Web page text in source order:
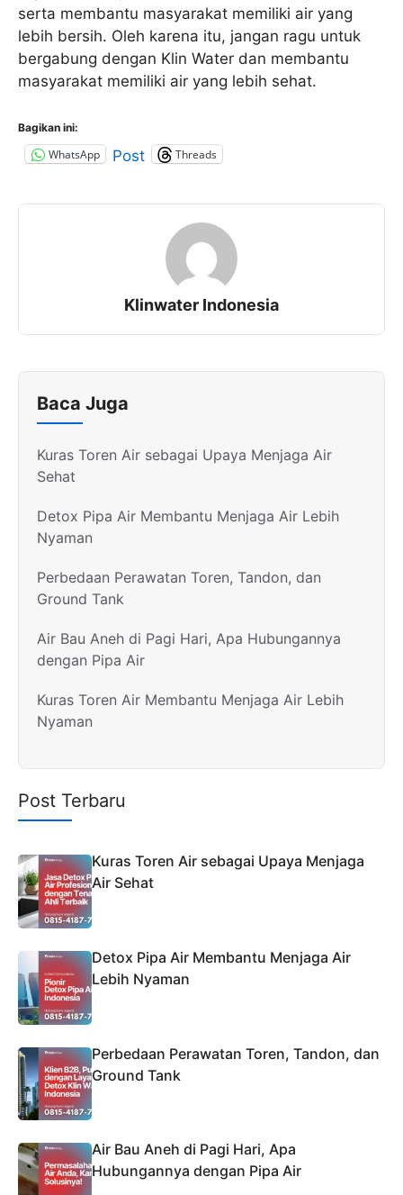
serta membantu masyarakat memiliki air yang
lebih bersih. Oleh karena itu, jangan ragu untuk
bergabung dengan Klin Water dan membantu
masyarakat memiliki air yang lebih sehat.
Bagikan ini:
WhatsApp Post Threads
Klinwater Indonesia
Baca Juga
Kuras Toren Air sebagai Upaya Menjaga Air
Sehat
Detox Pipa Air Membantu Menjaga Air Lebih
Nyaman
Perbedaan Perawatan Toren, Tandon, dan
Ground Tank
Air Bau Aneh di Pagi Hari, Apa Hubungannya
dengan Pipa Air
Kuras Toren Air Membantu Menjaga Air Lebih
Nyaman
Post Terbaru
Kuras Toren Air sebagai Upaya Menjaga
Air Sehat
Detox Pipa Air Membantu Menjaga Air
Lebih Nyaman
Perbedaan Perawatan Toren, Tandon, dan
Ground Tank
Air Bau Aneh di Pagi Hari, Apa
Hubungannya dengan Pipa Air